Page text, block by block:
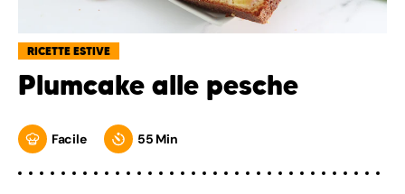
RICETTE ESTIVE
Plumcake alle pesche
Facile 55 Min